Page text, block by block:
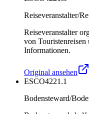
Reiseveranstalter/
Reiseveranstalter
von Touristenreisen
Informationen.
Original ansehen
ESCO4221.1
Bodensteward/